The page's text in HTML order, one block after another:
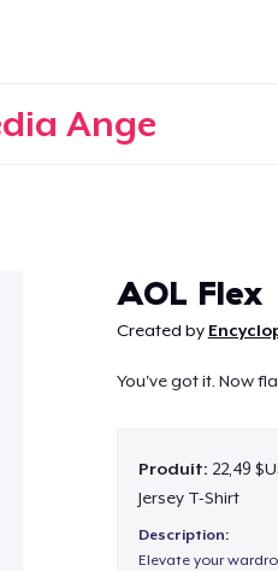
Ange
AOL Flex
Created by
You've got it. Now
Produit: 22,49
Jersey T-Shirt
Description:
Elevate your